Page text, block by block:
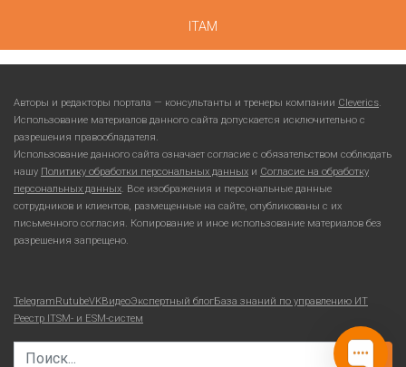
ITAM
Авторы и редакторы портала — консультанты и тренеры компании Cleverics.
Использование материалов данного сайта допускается исключительно с
разрешения правообладателя.
Использование данного сайта означает согласие с обязательством соблюдать
нашу Политику обработки персональных данных и Согласие на обработку
персональных данных. Все изображения и персональные данные
сотрудников и клиентов, размещенные на сайте, опубликованы с их
письменного согласия. Копирование и иное использование материалов без
разрешения запрещено.
TelegramRutubeVKВидеоЭкспертный блогБаза знаний по управлению ИТ
Реестр ITSM- и ESM-систем
Search for